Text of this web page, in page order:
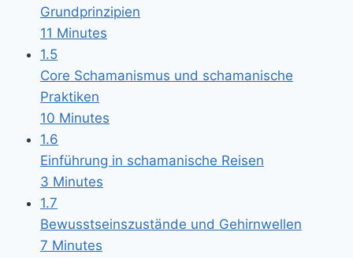
Grundprinzipien
11 Minutes
1.5
Core Schamanismus und schamanische
Praktiken
10 Minutes
1.6
Einführung in schamanische Reisen
3 Minutes
1.7
Bewusstseinszustände und Gehirnwellen
7 Minutes